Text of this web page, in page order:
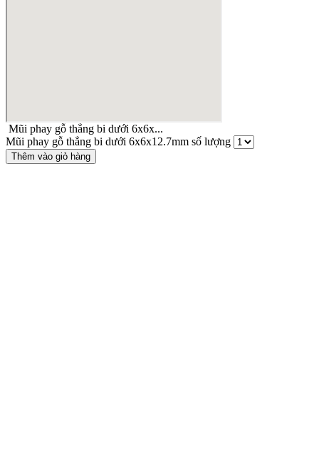
Mũi phay gỗ thẳng bi dưới 6x6x...
Mũi phay gỗ thẳng bi dưới 6x6x12.7mm số lượng
Thêm vào giỏ hàng